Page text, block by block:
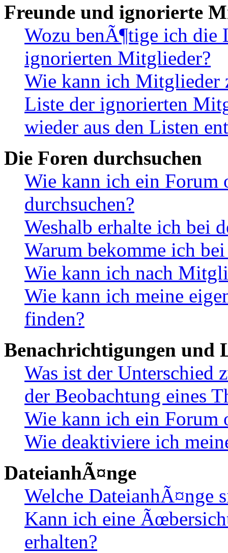
Freunde und ignorierte
Wozu benÃ¶tige ich die
ignorierten Mitglieder?
Wie kann ich Mitglieder
Liste der ignorierten
wieder aus den Listen
Die Foren durchsuchen
Wie kann ich ein Forum
durchsuchen?
Weshalb erhalte ich bei
Warum bekomme ich
Wie kann ich nach
Wie kann ich meine
finden?
Benachrichtigungen und
Was ist der Unterschied
der Beobachtung eines
Wie kann ich ein Forum
Wie deaktiviere ich
DateianhÃ¤nge
Welche DateianhÃ¤nge
Kann ich eine
erhalten?